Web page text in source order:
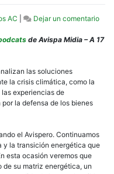
AC Dejar un comentarioen
de
de Avispa Midia – A 17
las soluciones
la crisis climática, como la
experiencias de
la defensa de los bienes
el Avispero. Continuamos
y la transición energética que
esta ocasión veremos que
su matriz energética, un